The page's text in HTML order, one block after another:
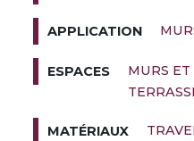
APPLICATION
ESPACES MURS ET
MATÉRIAUX